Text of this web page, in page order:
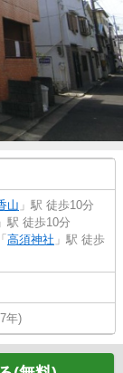
山 」駅 徒歩10分
」駅 徒歩10分
「 高須神社 」駅 徒歩
年)